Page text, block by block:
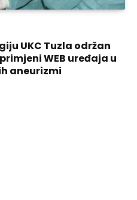
UKC Tuzla održan
WEB uređaja u
aneurizmi